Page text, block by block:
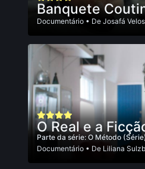
Banquete
Documentário • De Josafá
O Real e a
Parte da série: O Método
Documentário • De Liliana